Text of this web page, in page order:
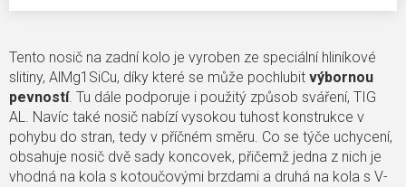
Tento nosič na zadní kolo je vyroben ze speciální hliníkové
slitiny, AlMg1SiCu, díky které se může pochlubit výbornou
pevností. Tu dále podporuje i použitý způsob sváření, TIG
AL. Navíc také nosič nabízí vysokou tuhost konstrukce v
pohybu do stran, tedy v příčném směru. Co se týče uchycení,
obsahuje nosič dvě sady koncovek, přičemž jedna z nich je
vhodná na kola s kotoučovými brzdami a druhá na kola s V-